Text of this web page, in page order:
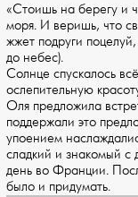
«Стоишь на берегу и
моря. И веришь, что
жжет подруги
до небес).
Солнце спускалось
ослепительную
Оля предложила
поддержали это
упоением
сладкий и знакомый с
день во Франции.
было и придумать.